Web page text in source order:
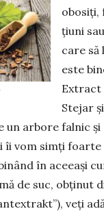
obosiți,
țiuni
care să
este
Ex­tract
Stejar
un ar­bore falnic
îi vom simți
în aceeași
de suc, obținut
veți